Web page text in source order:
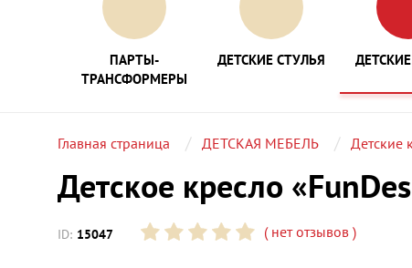
ПАРТЫ-
ТРАНСФОРМЕРЫ
ДЕТСКИЕ СТУЛЬЯ
Главная страница ДЕТСКАЯ МЕБЕЛЬ Детские
Детское кресло
ID: 15047 (нет отзывов )